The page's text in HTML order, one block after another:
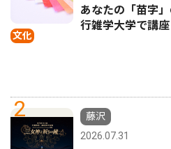
文化
あなたの「苗字
行雑学大学で講座
2
藤沢
2026.07.31